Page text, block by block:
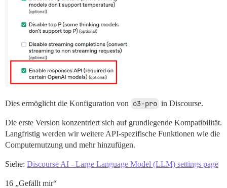
Dies ermöglicht die Konfiguration von o3-pro in Discourse.
Die erste Version konzentriert sich auf grundlegende Kompatibilität.
Langfristig werden wir weitere API-spezifische Funktionen wie die
Computernutzung und mehr hinzufügen.
Siehe: Discourse AI - Large Language Model (LLM) settings page
16 „Gefällt mir“